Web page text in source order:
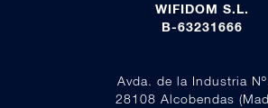
WIFIDOM S.L.
B-63231666
Avda. de la Industria
28108 Alcobendas